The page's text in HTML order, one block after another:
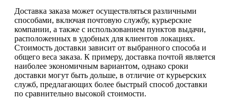
Доставка заказа может осуществляться различными
способами, включая почтовую службу, курьерские
компании, а также с использованием пунктов выдачи,
расположенных в удобных для клиентов локациях.
Стоимость доставки зависит от выбранного способа и
общего веса заказа. К примеру, доставка почтой является
наиболее экономичным вариантом, однако сроки
доставки могут быть дольше, в отличие от курьерских
служб, предлагающих более быстрый способ доставки
по сравнительно высокой стоимости.